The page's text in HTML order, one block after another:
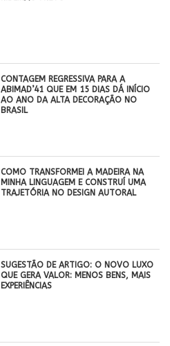
CONTAGEM REGRESSIVA PARA A
ABIMAD’41 QUE EM 15 DIAS DÁ INÍCIO
AO ANO DA ALTA DECORAÇÃO NO
BRASIL
COMO TRANSFORMEI A MADEIRA NA
MINHA LINGUAGEM E CONSTRUÍ UMA
TRAJETÓRIA NO DESIGN AUTORAL
SUGESTÃO DE ARTIGO: O NOVO LUXO
QUE GERA VALOR: MENOS BENS, MAIS
EXPERIÊNCIAS